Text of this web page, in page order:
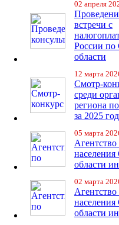
02 апреля
встречи с
России по
области
12 марта
Смотр-
среди
региона
за 2025 год
05 марта
Агентство
населения
области
02 марта
Агентство
населения
области